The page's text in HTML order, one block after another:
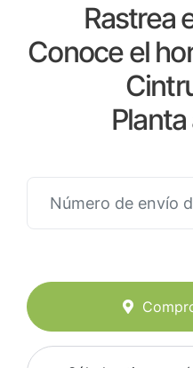
Rastrea
Conoce el